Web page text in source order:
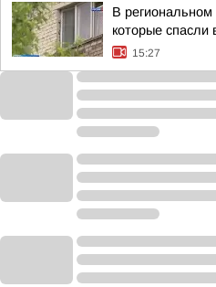
В
которые спасли
15:27